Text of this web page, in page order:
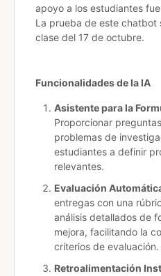
apoyo a los estudiantes
La prueba de este chatbot
clase del 17 de octubre.
Funcionalidades de la IA
Asistente para la
Proporcionar
problemas de
estudiantes a definir
relevantes.
Evaluación
entregas con una
análisis detallados de
mejora, facilitando la
criterios de evaluación.
Retroalimentación